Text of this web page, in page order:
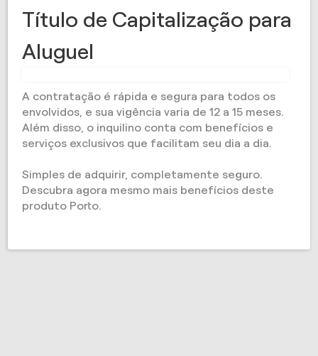
Título de Capitalização para
Aluguel
A contratação é rápida e segura para todos os
envolvidos, e sua vigência varia de 12 a 15 meses.
Além disso, o inquilino conta com benefícios e
serviços exclusivos que facilitam seu dia a dia.
Simples de adquirir, completamente seguro.
Descubra agora mesmo mais benefícios deste
produto Porto.